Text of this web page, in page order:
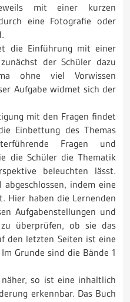
mit einer kurzen
eine Fotografie oder
die Einführung mit einer
der Schüler dazu
ohne viel Vorwissen
Aufgabe widmet sich der
mit den Fragen findet
Einbettung des Themas
Fragen und
die Schüler die Thematik
beleuchten lässt.
indem eine
Hier haben die Lernenden
Aufgabenstellungen und
überprüfen, ob sie das
den letzten Seiten ist eine
Grunde sind die Bände 1
so ist eine inhaltlich
erkennbar. Das Buch